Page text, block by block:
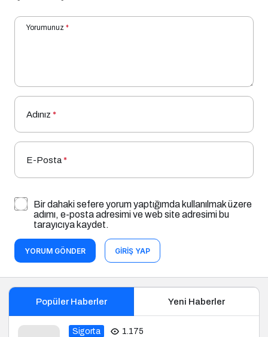
Yorumunuz *
Adınız *
E-Posta*
Bir dahaki sefere yorum yaptığımda kullanılmak üzere
adımı, e-posta adresimi ve web site adresimi bu
tarayıcıya kaydet.
YORUM GÖNDER GIRIŞ YAP
Popüler Haberler Yeni Haberler
Sigorta 1.175